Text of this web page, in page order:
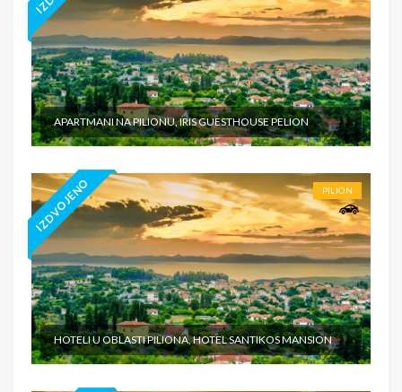
APARTMANI NA PILIONU, IRIS GUESTHOUSE PELION
IZDVOJENO PILION
HOTELI U OBLASTI PILIONA, HOTEL SANTIKOS MANSION